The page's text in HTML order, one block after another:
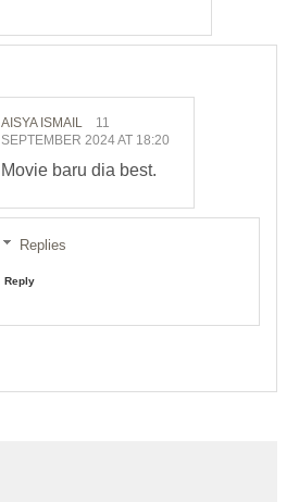
AISYA ISMAIL
11
SEPTEMBER 2024 AT 18:20
Movie baru dia best.
Replies
Reply